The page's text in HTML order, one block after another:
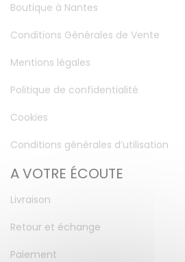
Boutique à Nantes
Conditions Générales de Vente
Mentions légales
Politique de confidentialité
Cookies
Conditions générales d’utilisation
A VOTRE ÉCOUTE
Livraison
Retour et échange
Paiement